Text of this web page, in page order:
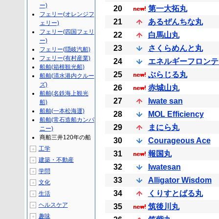
20
第一大拓丸
21
あるぜんちな丸
22
白馬山丸
23
さくらめんと丸
24
エネルギーフロン
25
ぶらじる丸
26
赤城山丸
27
Iwate san
28
MOL Efficiency
29
まにら丸
30
Courageous Ace
31
報国丸
32
Iwatesan
33
Alligator Wisdom
34
くりすとばる丸
35
筑後川丸
ー)
フェリー(オレンジフ
ェリー)
フェリー(四国フェリ
ー)
フェリー(隠岐汽船)
フェリー(有村産業)
船舶(箱根観光船)
船舶(清水港内クルー
ズ)
船舶(名鉄海上観光
船)
船舶(一本松海運)
船舶(常石造船カンパ
ニー)
商船三井120年の船
＋ 工学
＋ 建築・不動産
＋ 学問
＋ 文化
＋ 生活
＋ ヘルスケア
＋ 趣味